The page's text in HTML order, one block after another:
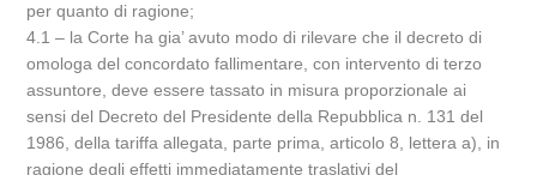
per quanto di ragione;
4.1 – la Corte ha gia’ avuto modo di rilevare che il decreto di
omologa del concordato fallimentare, con intervento di terzo
assuntore, deve essere tassato in misura proporzionale ai
sensi del Decreto del Presidente della Repubblica n. 131 del
1986, della tariffa allegata, parte prima, articolo 8, lettera a), in
ragione degli effetti immediatamente traslativi del